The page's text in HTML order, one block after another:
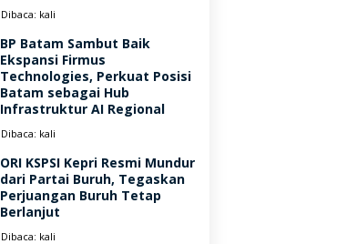
Dibaca: kali
BP Batam Sambut Baik
Ekspansi Firmus
Technologies, Perkuat Posisi
Batam sebagai Hub
Infrastruktur AI Regional
Dibaca: kali
ORI KSPSI Kepri Resmi Mundur
dari Partai Buruh, Tegaskan
Perjuangan Buruh Tetap
Berlanjut
Dibaca: kali